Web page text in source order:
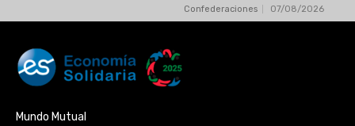
Confederaciones 07/08/2026
Mundo Mutual